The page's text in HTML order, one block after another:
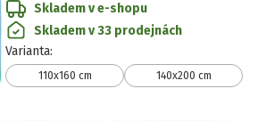
Skladem v e-shopu
Skladem v 33 prodejnách
Varianta:
110x160 cm 140x200 cm